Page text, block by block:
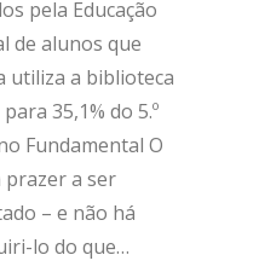
pela Educação
de alunos que
utiliza a biblioteca
35,1% do 5.º
Fundamental O
a ser
– e não há
lo do que…